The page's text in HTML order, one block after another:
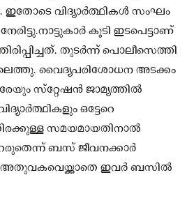
ഇതോടെ വിദ്യാര്‍ത്ഥികള്‍ സംഘം
കൂടി ഇടപെട്ടാണ്
തുടര്‍ന്ന് പൊലീസെത്തി
വൈദ്യപരിശോധന അടക്കം
സ്‌റ്റേഷന്‍ ജാമ്യത്തില്‍
ഒട്ടേറെ
സമയമായതിനാല്‍
ബസ് ജീവനക്കാര്‍
അതുവകവെയ്ക്കാതെ ഇവര്‍ ബസില്‍